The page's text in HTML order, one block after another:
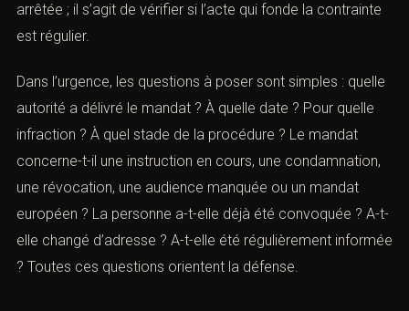
demander rapidement communication des éléments
disponibles. Il ne s’agit pas seulement de savoir
pourquoi la personne est arrêtée ; il s’agit de vérifier si
l’acte qui fonde la contrainte est régulier.
Dans l’urgence, les questions à poser sont simples :
quelle infraction ? À quel stade de la procédure ? Le
mandat concerne-t-il une instruction en cours, une
condamnation, une révocation, une audience manquée
ou un mandat européen ? La personne a-t-elle déjà été